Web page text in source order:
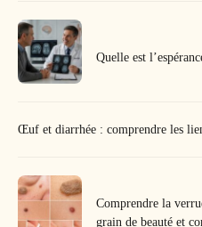
Quelle est
Œuf et diarrhée : comprendre les
Comprendre la
grain de beauté et